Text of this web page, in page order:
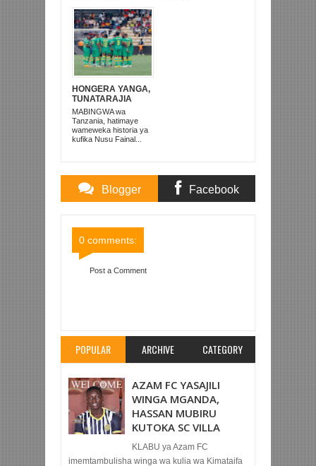
HONGERA YANGA,
TUNATARAJIA
KOMBE LA
KWANZA LA
AFRIKA TANZANIA
MABINGWA wa
Tanzania, hatimaye
wameweka historia ya
kufika Nusu Fainal...
Blogger Facebook
0 comments:
Post a Comment
POPULAR ARCHIVE CATEGORY
AZAM FC YASAJILI
WINGA MGANDA,
HASSAN MUBIRU
KUTOKA SC VILLA
KLABU ya Azam FC
imemtambulisha winga wa kulia wa Kimataifa